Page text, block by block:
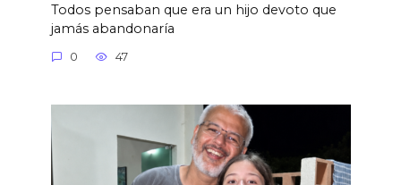
Todos pensaban que era un hijo devoto que
jamás abandonaría
0 47